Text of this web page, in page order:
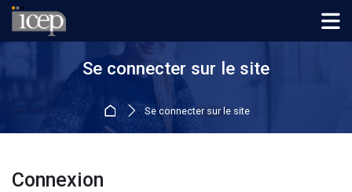
Skip to navigation
Skip to login form
Passer au contenu principal
Skip to footer
Se connecter sur le site
Accueil
Se connecter sur le site
Connexion